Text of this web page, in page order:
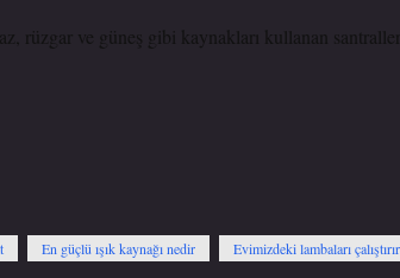
rüzgar ve güneş gibi kaynakları kullanan
En güçlü ışık kaynağı nedir Evimizdeki lambaları